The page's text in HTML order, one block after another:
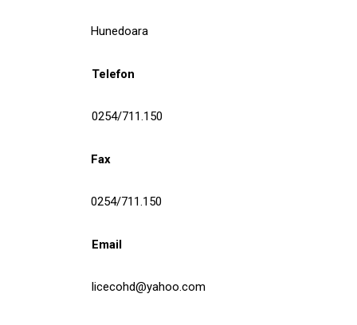
Hunedoara
Telefon
0254/711.150
Fax
0254/711.150
Email
licecohd@yahoo.com